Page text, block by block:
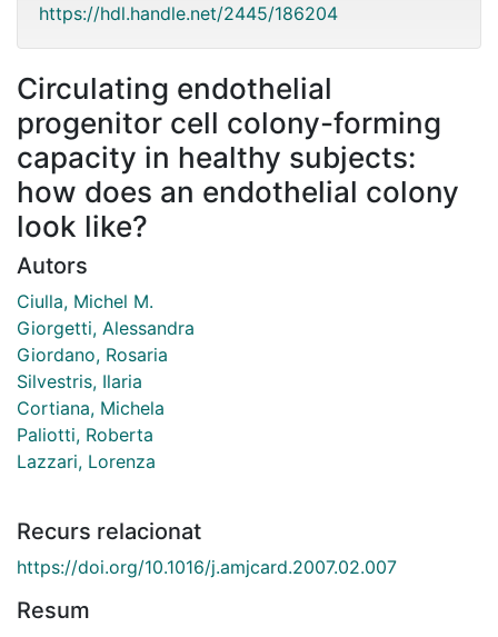
https://hdl.handle.net/2445/186204
Circulating endothelial
progenitor cell colony-forming
capacity in healthy subjects:
how does an endothelial colony
look like?
Autors
Ciulla, Michel M.
Giorgetti, Alessandra
Giordano, Rosaria
Silvestris, Ilaria
Cortiana, Michela
Paliotti, Roberta
Lazzari, Lorenza
Recurs relacionat
https://doi.org/10.1016/j.amjcard.2007.02.007
Resum